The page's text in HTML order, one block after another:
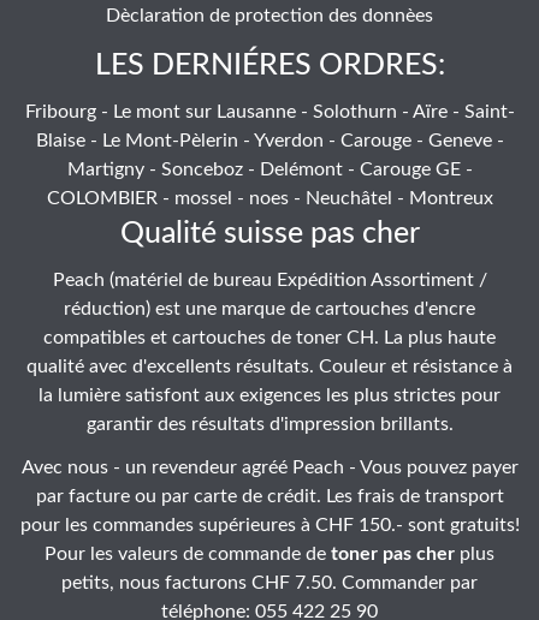
Dèclaration de protection des donnèes
LES DERNIÉRES ORDRES:
Fribourg - Le mont sur Lausanne - Solothurn - Aïre - Saint-
Blaise - Le Mont-Pèlerin - Yverdon - Carouge - Geneve -
Martigny - Sonceboz - Delémont - Carouge GE -
COLOMBIER - mossel - noes - Neuchâtel - Montreux
Qualité suisse pas cher
Peach (matériel de bureau Expédition Assortiment /
réduction) est une marque de cartouches d'encre
compatibles et cartouches de toner CH. La plus haute
qualité avec d'excellents résultats. Couleur et résistance à
la lumière satisfont aux exigences les plus strictes pour
garantir des résultats d'impression brillants.
Avec nous - un revendeur agréé Peach - Vous pouvez payer
par facture ou par carte de crédit. Les frais de transport
pour les commandes supérieures à CHF 150.- sont gratuits!
Pour les valeurs de commande de toner pas cher plus
petits, nous facturons CHF 7.50. Commander par
téléphone: 055 422 25 90